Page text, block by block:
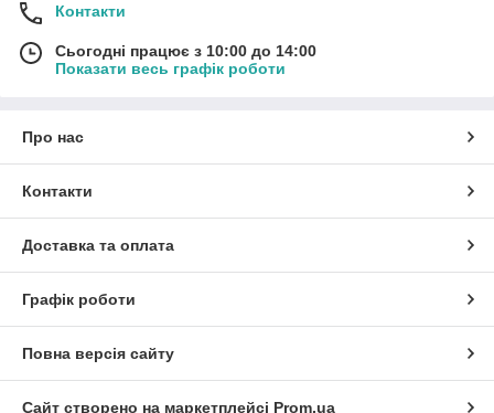
Контакти
Сьогодні працює з 10:00 до 14:00
Показати весь графік роботи
Про нас
Контакти
Доставка та оплата
Графік роботи
Повна версія сайту
Сайт створено на маркетплейсі Prom.ua